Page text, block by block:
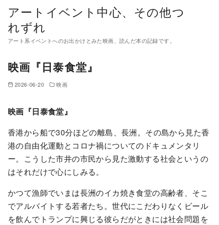
アートイベント中心、その他つ
れずれ
アート系イベントへのお出かけとみた映画、読んだ本の記録です。
映画『日泰食堂』
2026-06-20 映画
映画『日泰食堂』
香港から船で30分ほどの離島、長洲。その島から見た香
港の自由化運動とコロナ禍についてのドキュメンタリ
ー。こうした市井の市民から見た激動する社会というの
はそれだけで心にしみる。
かつて漁師でいまは長洲のイカ焼き食堂の高齢者、そこ
でアルバイトする若者たち。世代にこだわりなくビール
を飲んでトランプに興じる彼らだがときには社会問題を